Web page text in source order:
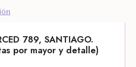
789, SANTIAGO.
por mayor y detalle)